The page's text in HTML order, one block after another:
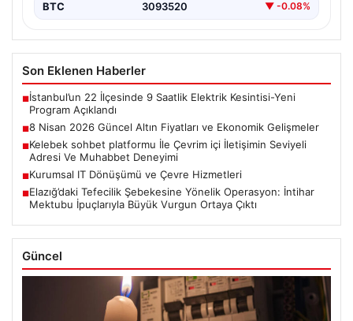
BTC 3093520 ▼ -0.08%
Son Eklenen Haberler
■İstanbul’un 22 İlçesinde 9 Saatlik Elektrik Kesintisi-Yeni
Program Açıklandı
■8 Nisan 2026 Güncel Altın Fiyatları ve Ekonomik Gelişmeler
■Kelebek sohbet platformu İle Çevrim içi İletişimin Seviyeli
Adresi Ve Muhabbet Deneyimi
■Kurumsal IT Dönüşümü ve Çevre Hizmetleri
■Elazığ’daki Tefecilik Şebekesine Yönelik Operasyon: İntihar
Mektubu İpuçlarıyla Büyük Vurgun Ortaya Çıktı
Güncel